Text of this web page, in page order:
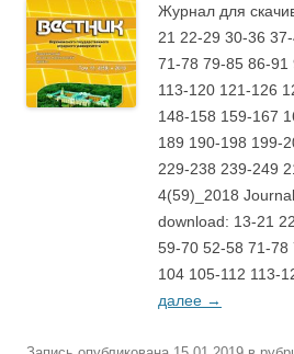
Журнал для
21 22-29 30-36
71-78 79-85 86-91
113-120 121-126
148-158 159-167
189 190-198 199-
229-238 239-249
4(59)_2018
download: 13-21
59-70 52-58 71-78
104 105-112 113-
далее →